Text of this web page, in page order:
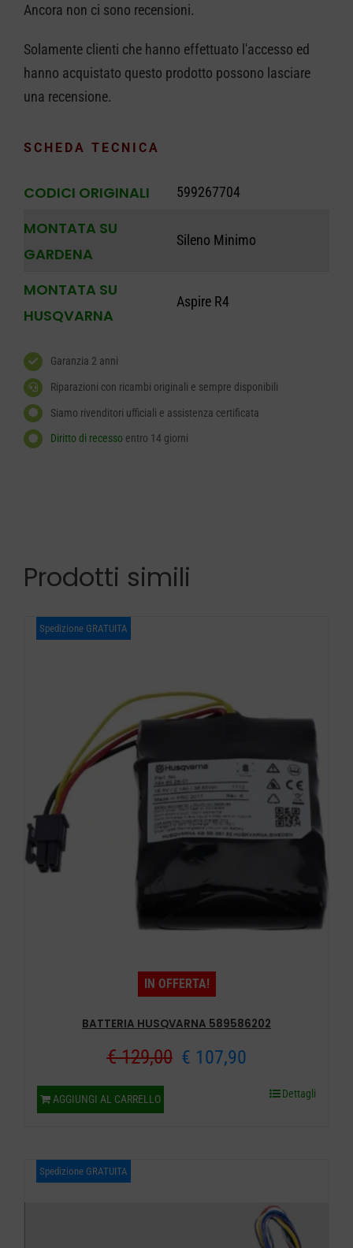
Ancora non ci sono recensioni.
Solamente clienti che hanno effettuato l'accesso ed
hanno acquistato questo prodotto possono lasciare
una recensione.
SCHEDA TECNICA
CODICI ORIGINALI 599267704
MONTATA SU
GARDENA
Sileno Minimo
MONTATA SU
HUSQVARNA
Aspire R4
Garanzia 2 anni
Riparazioni con ricambi originali e sempre disponibili
Siamo rivenditori ufficiali e assistenza certificata
Diritto di recessoentro 14 giorni
Prodotti simili
Spedizione GRATUITA
IN OFFERTA!
BATTERIA HUSQVARNA 589586202
€129,00 Il
€ 107,90Il
prezzo
AGGIUNGI AL CARRELLO Dettagli
Spedizione GRATUITA